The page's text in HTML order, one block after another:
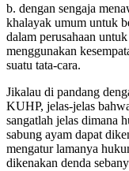
b. dengan sengaja
khalayak umum untuk
dalam perusahaan
menggunakan
suatu tata-cara.
Jikalau di pandang
KUHP, jelas-jelas
sangatlah jelas dimana
sabung ayam dapat
mengatur lamanya
dikenakan denda